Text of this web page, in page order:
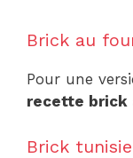
Brick au
Pour une
recette brick
Brick